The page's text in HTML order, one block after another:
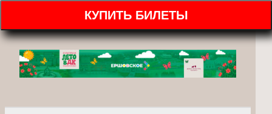
КУПИТЬ БИЛЕТЫ